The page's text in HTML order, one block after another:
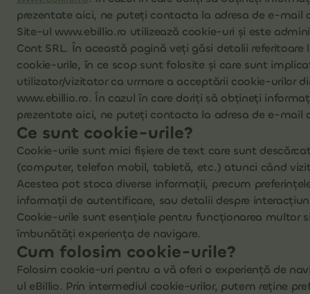
prezentate aici, ne puteţi contacta la adresa de e-mail
Site-ul www.ebillio.ro utilizează cookie-uri și este
Cont SRL. În această pagină veţi găsi detalii referitoare
cookie-urile, în ce scop sunt folosite şi care sunt
utilizator/vizitator ca urmare a acceptării cookie-urilor
www.ebillio.ro. În cazul în care doriți să obţineți
prezentate aici, ne puteţi contacta la adresa de e-mail
Ce sunt cookie-urile?
Cookie-urile sunt mici fișiere de text care sunt
(computer, telefon mobil, tabletă, etc.) atunci când
Acestea pot stoca diverse informații, precum
informații de autentificare, sau detalii despre
Cookie-urile sunt esențiale pentru funcționarea multor
îmbunătăți experiența de navigare.
Cum folosim cookie-urile?
Folosim cookie-uri pentru a vă oferi o experiență de
ul eBillio. Prin intermediul cookie-urilor, putem reține